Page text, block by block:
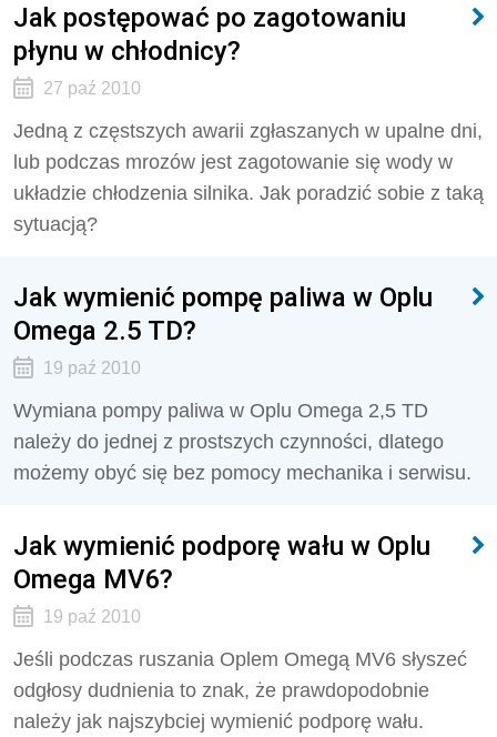
Jak postępować po zagotowaniu
płynu w chłodnicy?
27 paź 2010
Jedną z częstszych awarii zgłaszanych w upalne dni,
lub podczas mrozów jest zagotowanie się wody w
układzie chłodzenia silnika. Jak poradzić sobie z taką
sytuacją?
Jak wymienić pompę paliwa w Oplu
Omega 2.5 TD?
19 paź 2010
Wymiana pompy paliwa w Oplu Omega 2,5 TD
należy do jednej z prostszych czynności, dlatego
możemy obyć się bez pomocy mechanika i serwisu.
Jak wymienić podporę wału w Oplu
Omega MV6?
19 paź 2010
Jeśli podczas ruszania Oplem Omegą MV6 słyszeć
odgłosy dudnienia to znak, że prawdopodobnie
należy jak najszybciej wymienić podporę wału.